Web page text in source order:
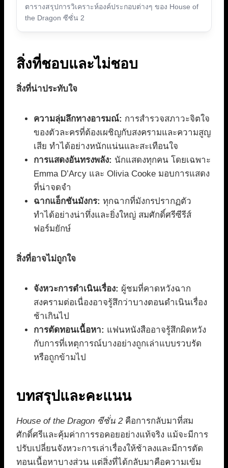
ตารางสรุปการวิเคราะห์องค์ประกอบต่างๆ ของ House of
the Dragon ซีซั่น 2
สิ่งที่ชอบและไม่ชอบ
สิ่งที่น่าประทับใจ
ความลุ่มลึกทางอารมณ์: การสำรวจสภาวะจิตใจ
ของตัวละครที่ต้องเผชิญกับสงครามและความสูญ
เสีย ทำได้อย่างหนักแน่นและสะเทือนใจ
การแสดงอันทรงพลัง: นักแสดงทุกคน โดยเฉพาะ
Emma D’Arcy และ Olivia Cooke มอบการแสดง
ที่น่าจดจำ
ฉากแอ็กชันมังกร: ทุกฉากที่มังกรปรากฏตัว
ทำได้อย่างน่าทึ่งและยิ่งใหญ่ สมศักดิ์ศรีซีรีส์
ฟอร์มยักษ์
สิ่งที่อาจไม่ถูกใจ
จังหวะการดำเนินเรื่อง: ผู้ชมที่คาดหวังฉาก
สงครามต่อเนื่องอาจรู้สึกว่าบางตอนดำเนินเรื่อง
ช้าเกินไป
การตัดทอนเนื้อหา: แฟนหนังสืออาจรู้สึกผิดหวัง
กับการที่เหตุการณ์บางอย่างถูกเล่าแบบรวบรัด
หรือถูกข้ามไป
บทสรุปและคะแนน
House of the Dragon ซีซั่น 2คือการกลับมาที่สม
ศักดิ์ศรีและคุ้มค่าการรอคอยอย่างแท้จริง แม้จะมีการ
ปรับเปลี่ยนจังหวะการเล่าเรื่องให้ช้าลงและมีการตัด
ทอนเนื้อหาบางส่วน แต่สิ่งที่ได้กลับมาคือความเข้ม